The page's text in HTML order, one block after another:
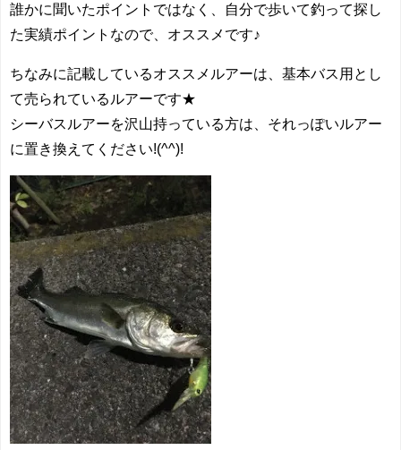
誰かに聞いたポイントではなく、自分で歩いて釣って探し
た実績ポイントなので、オススメです♪
ちなみに記載しているオススメルアーは、基本バス用とし
て売られているルアーです★
シーバスルアーを沢山持っている方は、それっぽいルアー
に置き換えてください!(^^)!